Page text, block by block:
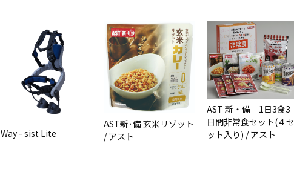
Way - sist Lite
AST新･備 玄米リゾット
/ アスト
AST 新・備 1日3食3
日間非常食セット(４セ
ット入り) / アスト